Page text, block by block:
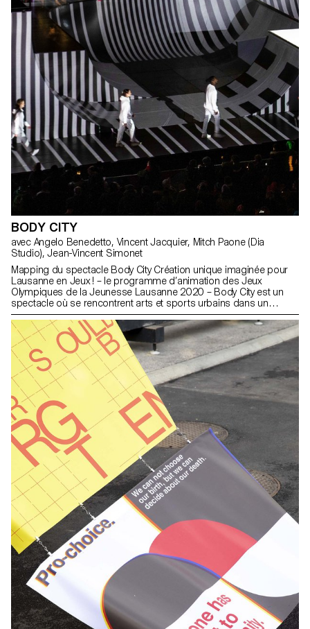
BODY CITY
avec Angelo Benedetto, Vincent Jacquier, Mitch Paone (Dia
Studio), Jean-Vincent Simonet
Mapping du spectacle Body City Création unique imaginée pour
Lausanne en Jeux ! – le programme d’animation des Jeux
Olympiques de la Jeunesse Lausanne 2020 – Body City est un
spectacle où se rencontrent arts et sports urbains dans un
impressionnant écrin à ciel ouvert, sur la place Centrale de
Lausanne. « Des corps en fusion avec la ville », c’est à partir de
cette image forte que Nicolas Musin a conçu et réalisé Body City,
spectacle contemporain interrogeant le rapport des jeunes
générations à la ville. Sur une scène à ciel ouvert représentant une
ville en constante mutation, plus de 50 performeurs âgés entre 9
et 30 ans vont croiser dès le 9 janvier leurs disciplines, faisant se
rencontrer arts et sports urbains tels que le skateboard, le BMX,
le roller, la trottinette, le parkour et la danse. Un voyage à la fois
poétique et spectaculaire au cœur de Lausanne, où se mélangent
vidéo, son et lumière ! Imaginé dans le cadre de Lausanne en
Jeux !,ce spectacle est avant tout une œuvre de la jeunesse
portée par les écoles d’art et les centres de formation aux
disciplines urbaines établis dans l’agglomération lausannoise.
Ainsi, Body City a su réunir différents acteurs lausannois tels que
les étudiants de l’ECAL (conception des images vidéo) de l’HEMU
(composition de la musique originale et enregistrement de la
bande-son), les danseurs de l’Ecole-Atelier Rudra Béjart (danse et
percussions), ceux de JDSEvents (hip hop, breakdance) ainsi que
les riders de La Fièvre et les traceurs d’X-Trem Move. Le mapping
du spectacle a ainsi été créé par les étudiants du Département
Communication Visuelle (BA Design Graphique, BA Photographie,
BA Media & Interaction Design) sous la direction de Vincent
Jacquier, Angelo Benedetto, Jean-Vincent Simonet et Mitch Paone
tandis que le montage a été réalisé par Amaury Hamon et
Clément Lambelet.